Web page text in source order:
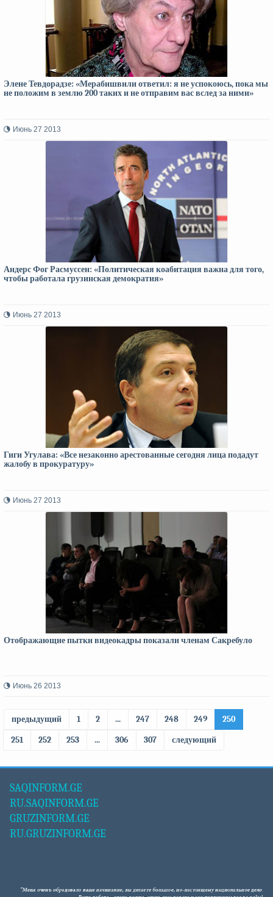
Элене Тевдорадзе: «Мерабишвили ответил: я не успокоюсь, пока мы
не положим в землю 200 таких и не отправим вас вслед за ними»
Июнь 27 2013
Андерс Фог Расмуссен: «Политическая коабитация важна для того,
чтобы работала грузинская демократия»
Июнь 27 2013
Гиги Угулава: «Все незаконно арестованные сегодня лица подадут
жалобу в прокуратуру»
Июнь 27 2013
Отображающие пытки видеокадры показали членам Сакребуло
Июнь 26 2013
предыдущий 1 2 ... 247 248 249
250
251
252 253 ... 306 307 следующий
SAQINFORM.GE
RU.SAQINFORM.GE
GRUZINFORM.GE
RU.GRUZINFORM.GE